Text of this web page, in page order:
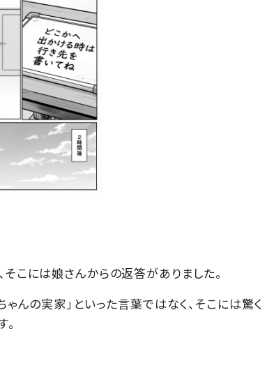
こには娘さんからの返答がありました。
ゃんの実家」といった言葉ではなく、そこには驚く